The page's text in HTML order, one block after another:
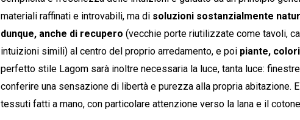
materiali raffinati e introvabili, ma di soluzioni sostanzialmente
dunque, anche di recupero (vecchie porte riutilizzate come tavoli,
intuizioni simili) al centro del proprio arredamento, e poi piante,
perfetto stile Lagom sarà inoltre necessaria la luce, tanta luce:
conferire una sensazione di libertà e purezza alla propria abitazione.
tessuti fatti a mano, con particolare attenzione verso la lana e il